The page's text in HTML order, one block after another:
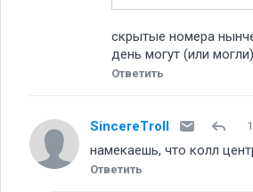
скрытые номера
день могут (или
Ответить
SincereTroll
намекаешь, что колл
Ответить